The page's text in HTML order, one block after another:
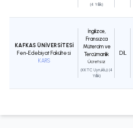
(4 Yıllık)
KAFKAS ÜNİVERSİTESİ
Fen-Edebiyat Fakültesi
KARS
İngilizce,
Fransızca
Mütercim ve
Tercümanlık
Ücretsiz
(KKTC Uyruklu) (4
Yıllık)
DIL